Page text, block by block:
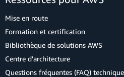
Mise en route
Formation et certification
Bibliothèque de solutions AWS
Centre d'architecture
Questions fréquentes (FAQ)